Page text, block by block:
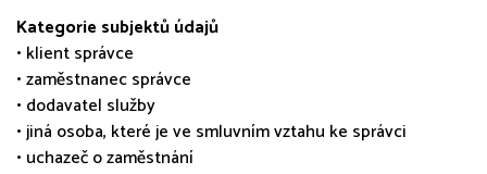
Kategorie subjektů údajů
• klient správce
• zaměstnanec správce
• dodavatel služby
• jiná osoba, které je ve smluvním vztahu ke správci
• uchazeč o zaměstnání